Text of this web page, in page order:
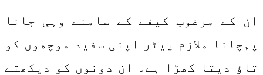
ان کے مرغوب کیفے کے سامنے وہی جانا
پہچانا ملازم پیٹر اپنی سفید موچھوں کو
تاؤ دیتا کھڑا ہے۔ ان دونوں کو دیکھتے